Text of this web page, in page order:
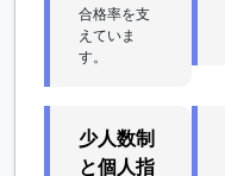
合格率を支
えていま
す。
少人数制
と個人指